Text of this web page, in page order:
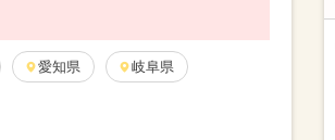
愛知県 岐阜県